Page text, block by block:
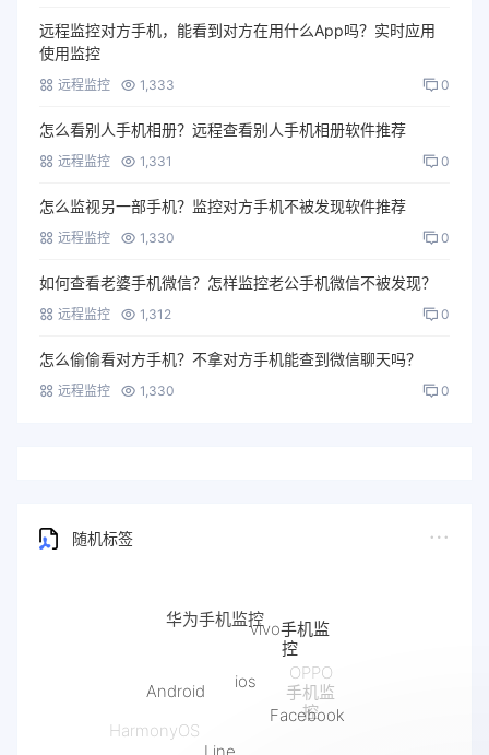
远程监控对方手机，能看到对方在用什么App吗？实时应用
使用监控
远程监控 1,333 0
怎么看别人手机相册？远程查看别人手机相册软件推荐
远程监控 1,331 0
怎么监视另一部手机？监控对方手机不被发现软件推荐
远程监控 1,330 0
如何查看老婆手机微信？怎样监控老公手机微信不被发现？
远程监控 1,312 0
怎么偷偷看对方手机？不拿对方手机能查到微信聊天吗？
远程监控 1,330 0
随机标签
华为手机监控vivo手机监
控
OPPO
手机监
控
HarmonyOS
Facebook